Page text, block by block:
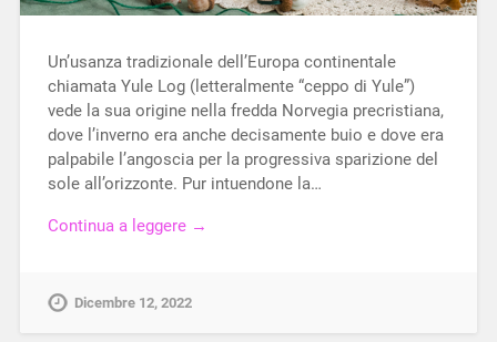
Un’usanza tradizionale dell’Europa continentale
chiamata Yule Log (letteralmente “ceppo di Yule”)
vede la sua origine nella fredda Norvegia precristiana,
dove l’inverno era anche decisamente buio e dove era
palpabile l’angoscia per la progressiva sparizione del
sole all’orizzonte. Pur intuendone la…
Continua a leggere →
Dicembre 12, 2022